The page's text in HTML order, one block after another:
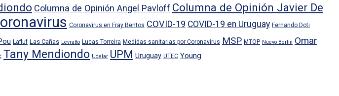
Columna de Opinión Angel Pavloff Columna de Opinión Javier De
Coronavirus en Fray Bentos COVID-19 COVID-19 en Uruguay Fernando Doti
Lafluf Las Cañas Levratto Lucas Torreira Medidas sanitarias por Coronavirus MSP MTOP Nuevo Berlin Omar
Tany Mendiondo Udelar UPM Uruguay UTEC Young